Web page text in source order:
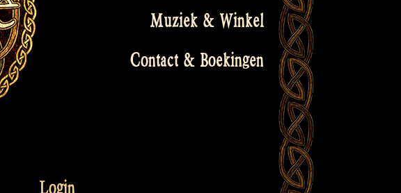
Muziek & Winkel
Contact & Boekingen
Login